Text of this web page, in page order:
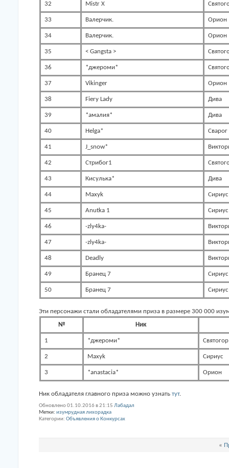
32 Mistr X
33 Валерчик. Орион
34 Валерчик. Орион
35 < Gangsta >
36 *джероми*
37 Vikinger Орион
38 Fiery Lady Дива
39 *амалия* Дива
40 Helga* Сварог
41 J_snow*
42 Стрибог1
43 Кисулька* Дива
44 Maxyk Сириус
45 Anutka 1 Сириус
46 -zly4ka-
47 -zly4ka-
48 Deadly
49 Бранец 7 Сириус
50 Бранец 7 Сириус
Эти персонажи стали обладателями приза в размере 300 000
№
Ник
1 *джероми* Святогор
2 Maxyk Сириус
3 *anastacia* Орион
Ник обладателя главного приза можно узнать тут.
Обновлено 01.10.2016 в 21:15 Лабадал
Метки: изумрудная лихорадка
Категории Объявления о Конкурсах
«